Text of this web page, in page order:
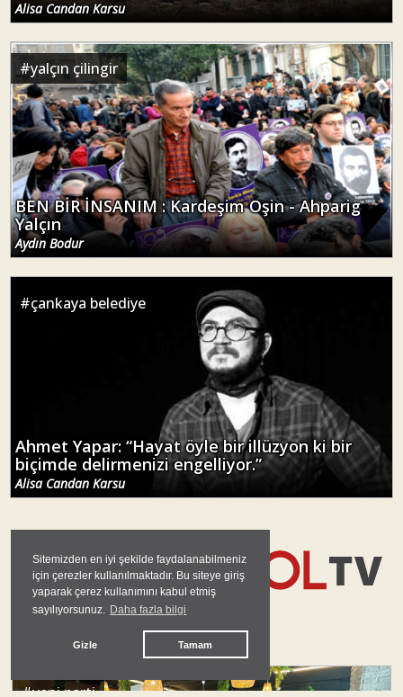
Sitemizden en iyi şekilde faydalanabilmeniz
için çerezler kullanılmaktadır. Bu siteye giriş
yaparak çerez kullanımını kabul etmiş
sayılıyorsunuz. Daha fazla bilgi
Gizle Tamam
Alisa Candan Karsu
#yalçın çilingir
BEN BİR İNSANIM : Kardeşim Oşin - Ahparig
Yalçın
Aydın Bodur
#çankaya belediye
Ahmet Yapar: “Hayat öyle bir illüzyon ki bir
biçimde delirmenizi engelliyor.”
Alisa Candan Karsu
GÜNDEM
#yeni parti